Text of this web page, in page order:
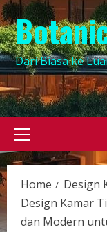
Dari Biasa ke
Primary
Menu
Home
Design
Design Kamar
dan Modern